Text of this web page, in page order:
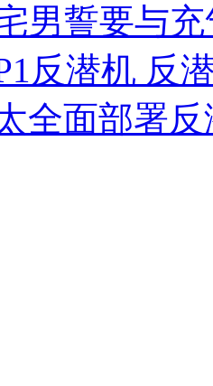
下狠手拳打脚踢
应
凌主义
男誓要与
反潜机 反
全面部署